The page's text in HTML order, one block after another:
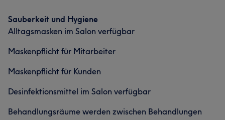
Sauberkeit und Hygiene
Alltagsmasken im Salon verfügbar
Maskenpflicht für Mitarbeiter
Maskenpflicht für Kunden
Desinfektionsmittel im Salon verfügbar
Behandlungsräume werden zwischen Behandlungen